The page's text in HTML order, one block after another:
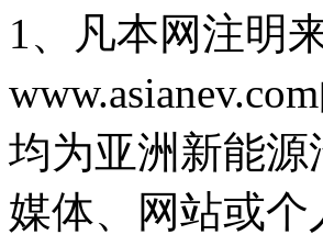
1、凡本网注明
均为亚洲新能源
媒体、网站或